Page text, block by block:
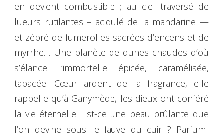
en devient combustible ; au ciel traversé de
lueurs rutilantes – acidulé de la mandarine —
et zébré de fumerolles sacrées d’encens et de
myrrhe… Une planète de dunes chaudes d’où
s’élance l’immortelle épicée, caramélisée,
tabacée. Cœur ardent de la fragrance, elle
rappelle qu’à Ganymède, les dieux ont conféré
la vie éternelle. Est-ce une peau brûlante que
l’on devine sous le fauve du cuir ? Parfum-